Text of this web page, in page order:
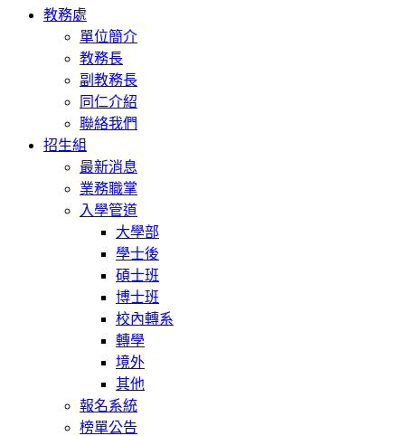
Toggle
navigation
教務處
單位簡介
教務長
副教務長
同仁介紹
聯絡我們
招生組
最新消息
業務職掌
入學管道
大學部
學士後
碩士班
博士班
校內轉系
轉學
境外
其他
報名系統
榜單公告